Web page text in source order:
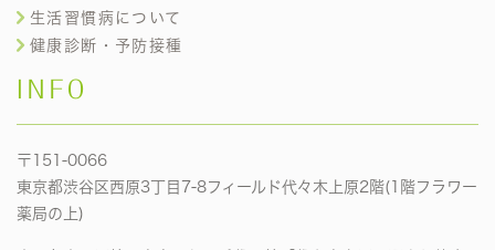
生活習慣病について
健康診断・予防接種
INFO
〒151-0066
東京都渋谷区西原3丁目7-8フィールド代々木上原2階(1階フラワー
薬局の上)